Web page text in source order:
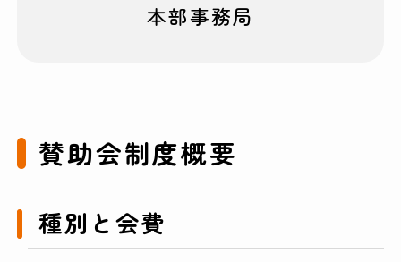
本部事務局
賛助会制度概要
種別と会費